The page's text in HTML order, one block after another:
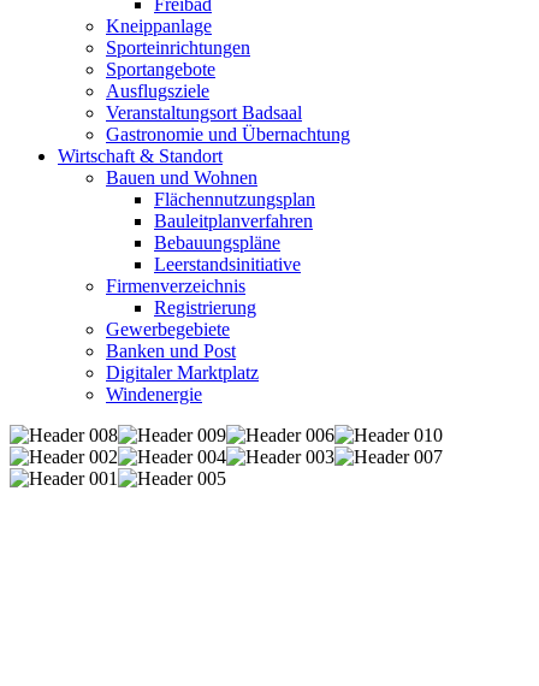
Freibad
Kneippanlage
Sporteinrichtungen
Sportangebote
Ausflugsziele
Veranstaltungsort Badsaal
Gastronomie und Übernachtung
Wirtschaft & Standort
Bauen und Wohnen
Flächennutzungsplan
Bauleitplanverfahren
Bebauungspläne
Leerstandsinitiative
Firmenverzeichnis
Registrierung
Gewerbegebiete
Banken und Post
Digitaler Marktplatz
Windenergie